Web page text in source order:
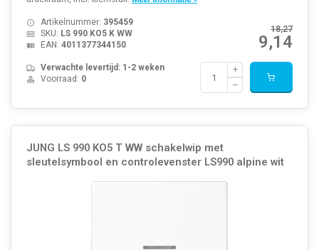
18,27
9,14
Artikelnummer: 395459
SKU: LS 990 KO5 K WW
EAN: 4011377344150
Verwachte levertijd: 1-2 weken
Voorraad: 0
JUNG LS 990 KO5 T WW schakelwip met
sleutelsymbool en controlevenster LS990 alpine wit